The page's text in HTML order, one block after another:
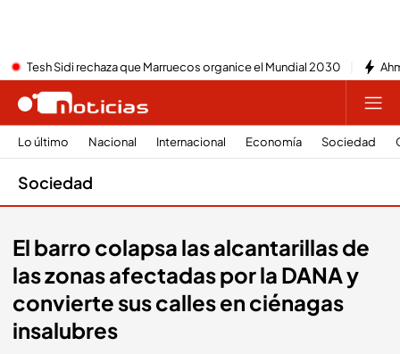
Tesh Sidi rechaza que Marruecos organice el Mundial 2030
Lo último Nacional Internacional Economía Sociedad
Sociedad
El barro colapsa las alcantarillas de
las zonas afectadas por la DANA y
convierte sus calles en ciénagas
insalubres